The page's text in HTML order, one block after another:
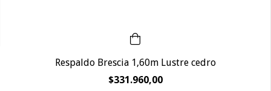
Respaldo Brescia 1,60m Lustre cedro
$331.960,00